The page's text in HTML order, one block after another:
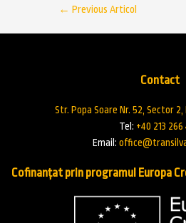
← Previous Articol
Contact
Str. Popa Soare Nr. 52, Sector
Tel: +40 213 266
Email:
Cofinanțat prin programul Europa